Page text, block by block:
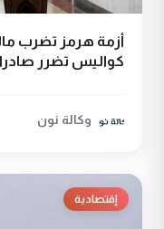
أزمة هرمز تضرب
كواليس تضرر
وكالة نون
إقتصادية